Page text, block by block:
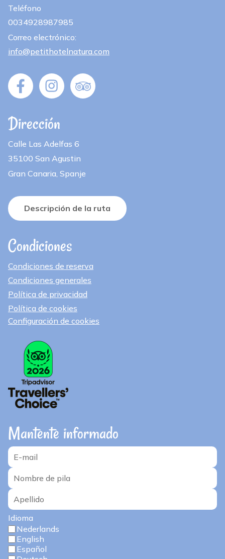
Teléfono
0034928987985
Correo electrónico:
info@petithotelnatura.com
Dirección
Calle Las Adelfas 6
35100 San Agustin
Gran Canaria, Spanje
Descripción de la ruta
Condiciones
Condiciones de reserva
Condiciones generales
Política de privacidad
Política de cookies
Configuración de cookies
Mantente informado
Idioma
Nederlands
English
Español